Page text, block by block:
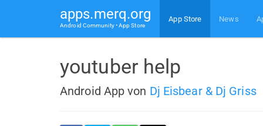
apps.merq.org
Android Community • App Store
App Store News
youtuber help
Android App von Dj Eisbear & Dj Griss